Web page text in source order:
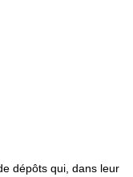
dépôts qui, dans leur